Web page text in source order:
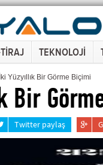
TEKNOLOJİ
Bir
Yüzyıllık Bir Görme Biçimi
Twitter paylaş